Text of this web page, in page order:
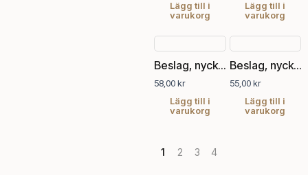
Lägg till i
varukorg
Lägg till i
varukorg
Beslag, nyckelskylt
58,00kr
Lägg till i
varukorg
Beslag, nyckelskylt
55,00kr
Lägg till i
varukorg
1 2 3 4